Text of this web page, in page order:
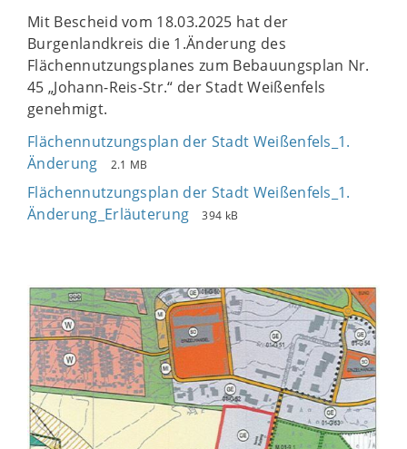
Mit Bescheid vom 18.03.2025 hat der
Burgenlandkreis die 1.Änderung des
Flächennutzungsplanes zum Bebauungsplan Nr.
45 „Johann-Reis-Str.“ der Stadt Weißenfels
genehmigt.
Flächennutzungsplan der Stadt Weißenfels_1.
Änderung
2.1 MB
Flächennutzungsplan der Stadt Weißenfels_1.
Änderung_Erläuterung
394 kB